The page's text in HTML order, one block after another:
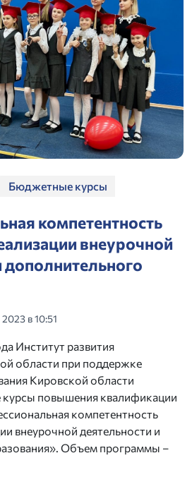
Бюджетные курсы
компетентность
внеурочной
дополнительного
в 10:51
Институт развития
области при поддержке
Кировской области
повышения квалификации
компетентность
внеурочной деятельности и
Объем программы –